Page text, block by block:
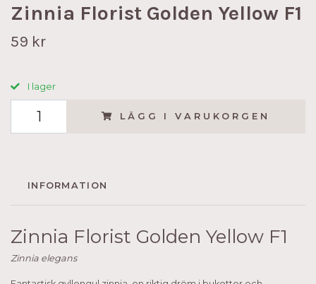
Zinnia Florist Golden Yellow F1
59 kr
I lager
LÄGG I VARUKORGEN
INFORMATION
Zinnia Florist Golden Yellow F1
Zinnia elegans